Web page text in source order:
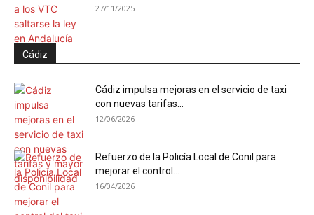
27/11/2025
Cádiz
Cádiz impulsa mejoras en el servicio de taxi
con nuevas tarifas...
12/06/2026
Refuerzo de la Policía Local de Conil para
mejorar el control...
16/04/2026